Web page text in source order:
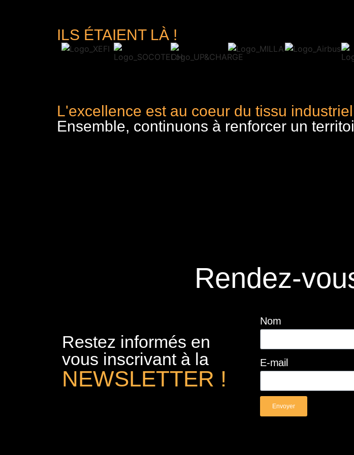
ILS ÉTAIENT LÀ !
L'excellence est au coeur du tissu
Ensemble, continuons à renforcer un
Rendez-
Restez informés en
vous inscrivant à la
NEWSLETTER !
Nom
E-mail
Envoyer